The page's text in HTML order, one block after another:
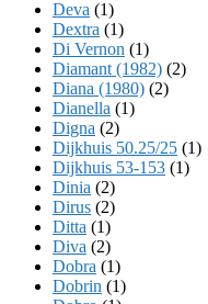
Deva (1)
Dextra (1)
Di Vernon (1)
Diamant (1982) (2)
Diana (1980) (2)
Dianella (1)
Digna (2)
Dijkhuis 50.25/25 (1)
Dijkhuis 53-153 (1)
Dinia (2)
Dirus (2)
Ditta (1)
Diva (2)
Dobra (1)
Dobrin (1)